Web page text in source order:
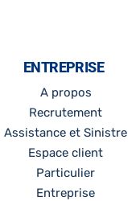
ENTREPRISE
A propos
Recrutement
Assistance et Sinistre
Espace client
Particulier
Entreprise